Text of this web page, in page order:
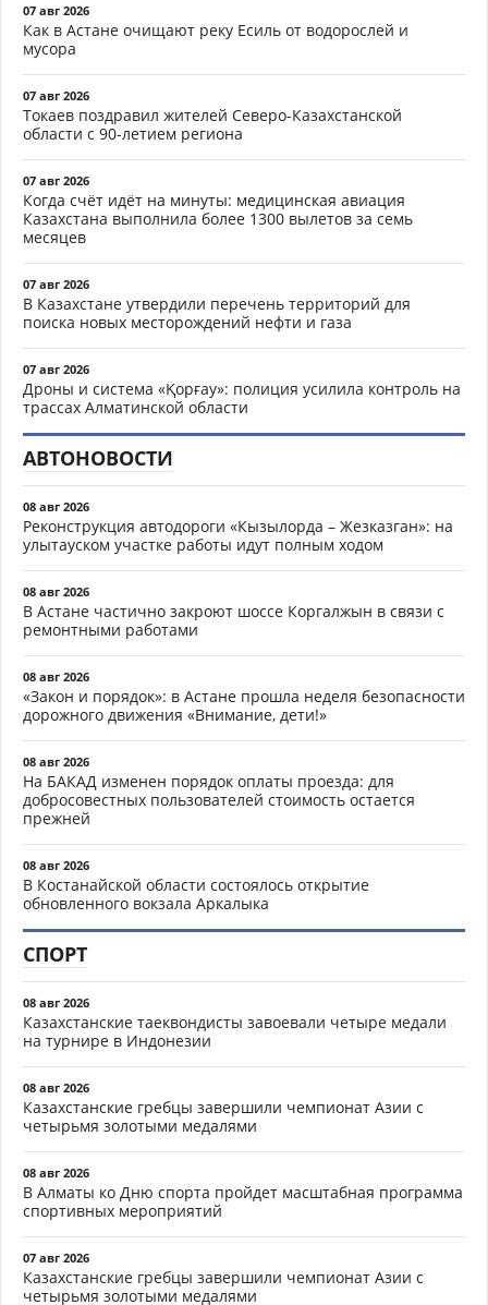
07 авг 2026
Как в Астане очищают реку Есиль от водорослей и
мусора
07 авг 2026
Токаев поздравил жителей Северо-Казахстанской
области с 90-летием региона
07 авг 2026
Когда счёт идёт на минуты: медицинская авиация
Казахстана выполнила более 1300 вылетов за семь
месяцев
07 авг 2026
В Казахстане утвердили перечень территорий для
поиска новых месторождений нефти и газа
07 авг 2026
Дроны и система «Қорғау»: полиция усилила контроль на
трассах Алматинской области
АВТОНОВОСТИ
08 авг 2026
Реконструкция автодороги «Кызылорда – Жезказган»: на
улытауском участке работы идут полным ходом
08 авг 2026
В Астане частично закроют шоссе Коргалжын в связи с
ремонтными работами
08 авг 2026
«Закон и порядок»: в Астане прошла неделя безопасности
дорожного движения «Внимание, дети!»
08 авг 2026
На БАКАД изменен порядок оплаты проезда: для
добросовестных пользователей стоимость остается
прежней
08 авг 2026
В Костанайской области состоялось открытие
обновленного вокзала Аркалыка
СПОРТ
08 авг 2026
Казахстанские таеквондисты завоевали четыре медали
на турнире в Индонезии
08 авг 2026
Казахстанские гребцы завершили чемпионат Азии с
четырьмя золотыми медалями
08 авг 2026
В Алматы ко Дню спорта пройдет масштабная программа
спортивных мероприятий
07 авг 2026
Казахстанские гребцы завершили чемпионат Азии с
четырьмя золотыми медалями